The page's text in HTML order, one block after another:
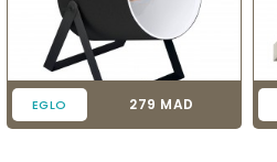
EGLO Prix
279 MAD